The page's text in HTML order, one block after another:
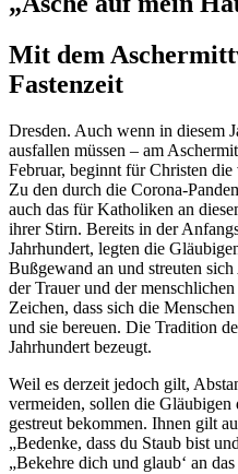
Mit dem
Fastenzeit
Dresden. Auch wenn in diesem
ausfallen müssen – am
Februar, beginnt für Christen
Zu den durch die Corona-
auch das für Katholiken an
ihrer Stirn. Bereits in der
Jahrhundert, legten die
Bußgewand an und streuten
der Trauer und der
Zeichen, dass sich die
und sie bereuen. Die Tradition
Jahrhundert bezeugt.
Weil es derzeit jedoch gilt,
vermeiden, sollen die
gestreut bekommen. Ihnen gilt
„Bedenke, dass du Staub bist
„Bekehre dich und glaub‘ an